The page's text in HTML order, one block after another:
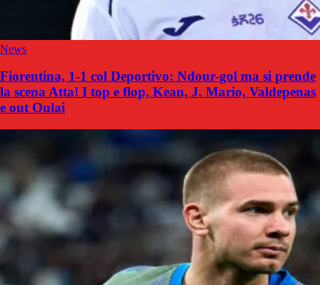
News
Fiorentina, 1-1 col Deportivo: Ndour-gol ma si prende
la scena Atta! I top e flop, Kean, J. Mario, Valdepenas
e out Oulai